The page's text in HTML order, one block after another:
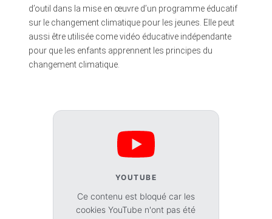
d’outil dans la mise en œuvre d’un programme éducatif
sur le changement climatique pour les jeunes. Elle peut
aussi être utilisée come vidéo éducative indépendante
pour que les enfants apprennent les principes du
changement climatique.
YOUTUBE
Ce contenu est bloqué car les
cookies YouTube n'ont pas été